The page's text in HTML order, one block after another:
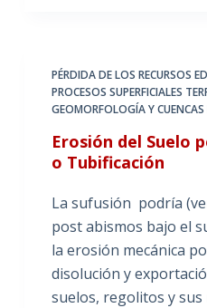
PÉRDIDA DE LOS RECURSOS
PROCESOS SUPERFICIALES
GEOMORFOLOGÍA Y CUENCAS
Erosión del Suelo
o Tubificación
La sufusión podría
post abismos bajo el
la erosión mecánica
disolución y
suelos, regolitos y sus